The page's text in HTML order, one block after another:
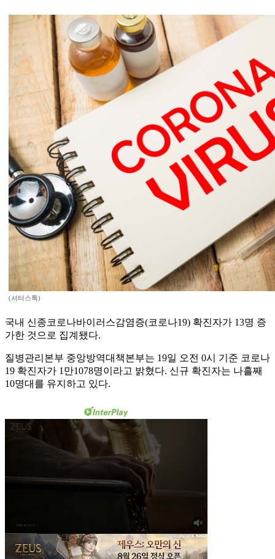
(셔터스톡)
국내 신종코로나바이러스감염증(코로나19) 확진자가 13명 증
가한 것으로 집계됐다.
질병관리본부 중앙방역대책본부는 19일 오전 0시 기준 코로나
19 확진자가 1만1078명이라고 밝혔다. 신규 확진자는 나흘째
10명대를 유지하고 있다.